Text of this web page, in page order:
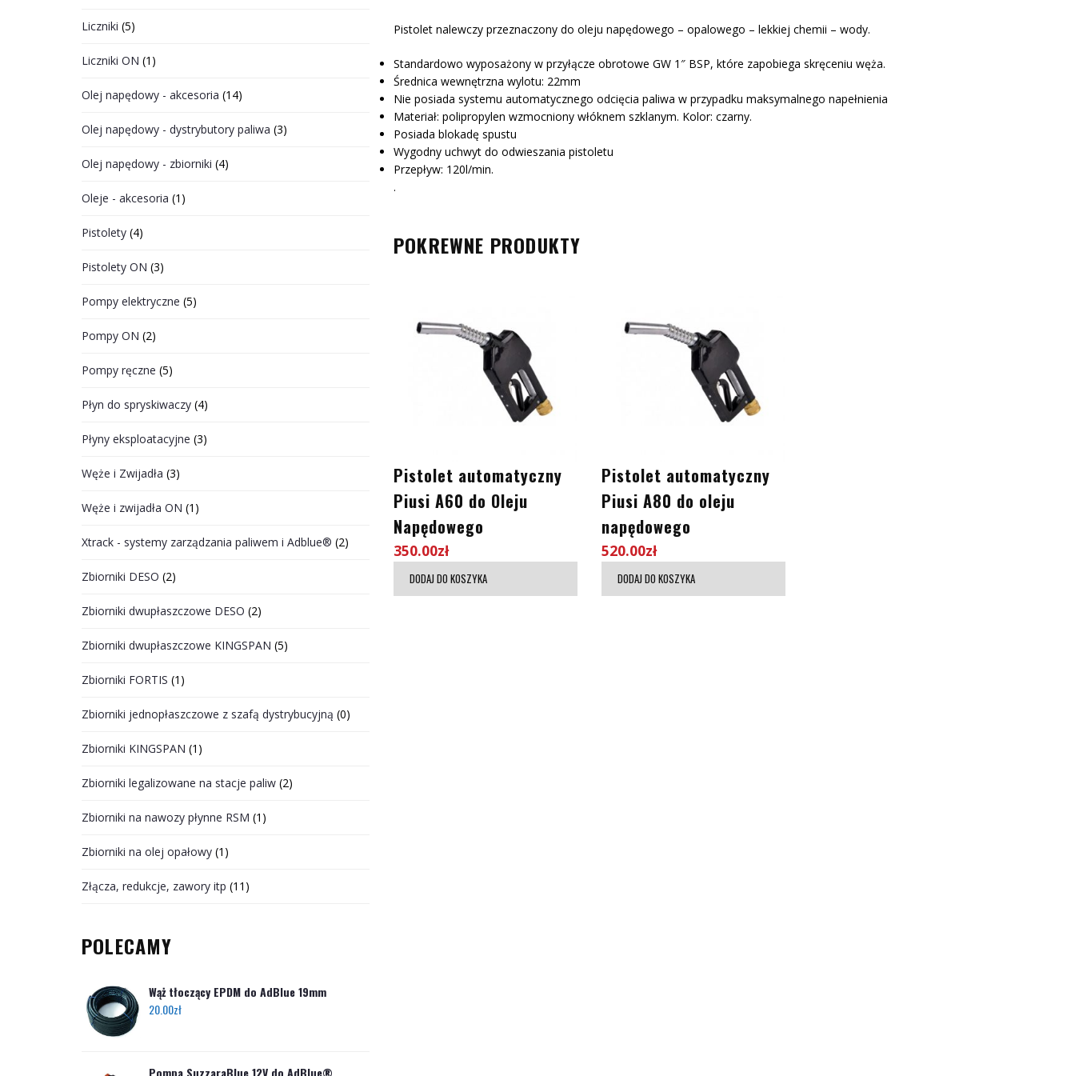
Liczniki (5)
Liczniki ON (1)
Olej napędowy - akcesoria (14)
Olej napędowy - dystrybutory paliwa (3)
Olej napędowy - zbiorniki (4)
Oleje - akcesoria (1)
Pistolety (4)
Pistolety ON (3)
Pompy elektryczne (5)
Pompy ON (2)
Pompy ręczne (5)
Płyn do spryskiwaczy (4)
Płyny eksploatacyjne (3)
Węże i Zwijadła (3)
Węże i zwijadła ON (1)
Xtrack - systemy zarządzania paliwem i Adblue® (2)
Zbiorniki DESO (2)
Zbiorniki dwupłaszczowe DESO (2)
Zbiorniki dwupłaszczowe KINGSPAN (5)
Zbiorniki FORTIS (1)
Zbiorniki jednopłaszczowe z szafą dystrybucyjną (0)
Zbiorniki KINGSPAN (1)
Zbiorniki legalizowane na stacje paliw (2)
Zbiorniki na nawozy płynne RSM (1)
Zbiorniki na olej opałowy (1)
Złącza, redukcje, zawory itp (11)
POLECAMY
Wąż tłoczący EPDM do AdBlue 19mm
20.00zł
Pompa SuzzaraBlue 12V do AdBlue®
Pistolet nalewczy przeznaczony do oleju napędowego – opalowego – lekkiej chemii – wody.
Standardowo wyposażony w przyłącze obrotowe GW 1″ BSP, które zapobiega skręceniu węża.
Średnica wewnętrzna wylotu: 22mm
Nie posiada systemu automatycznego odcięcia paliwa w przypadku maksymalnego napełnienia
Materiał: polipropylen wzmocniony włóknem szklanym. Kolor: czarny.
Posiada blokadę spustu
Wygodny uchwyt do odwieszania pistoletu
Przepływ: 120l/min.
.
POKREWNE PRODUKTY
Pistolet automatyczny
Piusi A60 do Oleju
Napędowego
350.00zł
DODAJ DO KOSZYKA
Pistolet automatyczny
Piusi A80 do oleju
napędowego
520.00zł
DODAJ DO KOSZYKA